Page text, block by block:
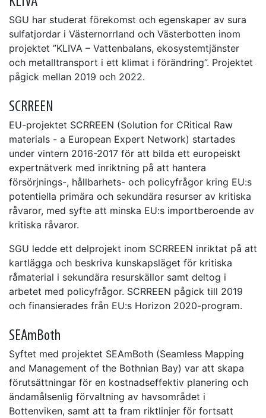
SGU har studerat förekomst och egenskaper av sura
sulfatjordar i Västernorrland och Västerbotten inom
projektet ”KLIVA – Vattenbalans, ekosystemtjänster
och metalltransport i ett klimat i förändring”. Projektet
pågick mellan 2019 och 2022.
SCRREEN
EU-projektet SCRREEN (Solution for CRitical Raw
materials - a European Expert Network) startades
under vintern 2016-2017 för att bilda ett europeiskt
expertnätverk med inriktning på att hantera
försörjnings-, hållbarhets- och policyfrågor kring EU:s
potentiella primära och sekundära resurser av kritiska
råvaror, med syfte att minska EU:s importberoende av
kritiska råvaror.
SGU ledde ett delprojekt inom SCRREEN inriktat på att
kartlägga och beskriva kunskapsläget för kritiska
råmaterial i sekundära resurskällor samt deltog i
arbetet med policyfrågor. SCRREEN pågick till 2019
och finansierades från EU:s Horizon 2020-program.
SEAmBoth
Syftet med projektet SEAmBoth (Seamless Mapping
and Management of the Bothnian Bay) var att skapa
förutsättningar för en kostnadseffektiv planering och
ändamålsenlig förvaltning av havsområdet i
Bottenviken, samt att ta fram riktlinjer för fortsatt